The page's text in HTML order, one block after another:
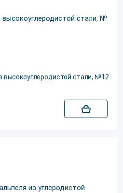
высокоуглеродистой стали, №12